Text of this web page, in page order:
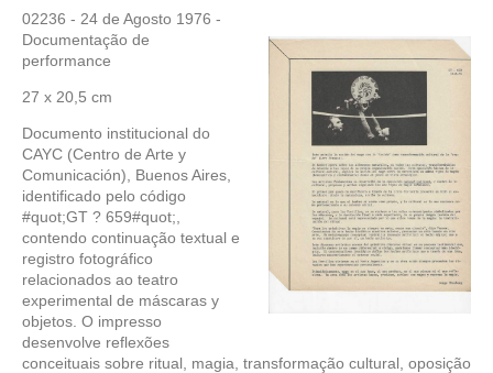
02236 - 24 de Agosto 1976 -
Documentação de
performance
27 x 20,5 cm
Documento institucional do
CAYC (Centro de Arte y
Comunicación), Buenos Aires,
identificado pelo código
#quot;GT ? 659#quot;,
contendo continuação textual e
registro fotográfico
relacionados ao teatro
experimental de máscaras y
objetos. O impresso
desenvolve reflexões
conceituais sobre ritual, magia, transformação cultural, oposição